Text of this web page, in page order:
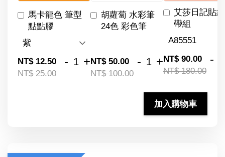
馬卡龍色 筆型
點點膠
NT$ 12.50
NT$ 25.00
- +
胡蘿蔔 水彩筆
24色 彩色筆
NT$ 50.00
NT$ 100.00
- +
艾莎日記貼
帶組
NT$ 90.00
NT$ 180.00
-
加入購物車